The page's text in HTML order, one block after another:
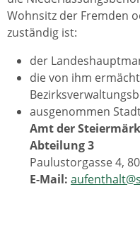
Wohnsitz der Fremden
zuständig ist:
der
die von ihm
ausgenommen
Amt der
Abteilung 3
Paulustorgasse 4,
E-Mail: